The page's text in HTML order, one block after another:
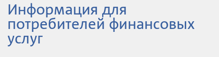
Информация для
потребителей финансовых
услуг